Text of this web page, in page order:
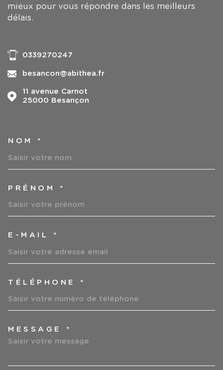
mieux pour vous répondre dans les meilleurs
délais.
0339270247
besancon@abithea.fr
11 avenue Carnot
25000
Besançon
NOM *
PRÉNOM *
E-MAIL *
TÉLÉPHONE *
MESSAGE *